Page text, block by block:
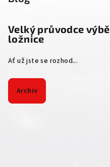
Velký průvodce
ložnice
Ať už jste se rozhod...
Archiv